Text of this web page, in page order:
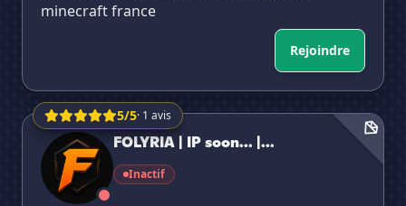
minecraft france
Rejoindre
5/5· 1 avis
FOLYRIA | IP soon... | 1.9.4 +
FOLYRIA | IP soon... |...
Inactif